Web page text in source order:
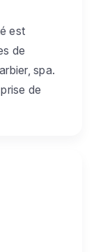
est
de
spa.
de